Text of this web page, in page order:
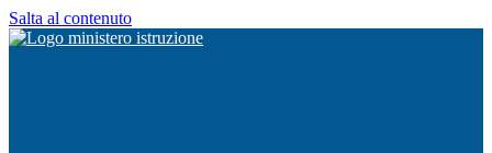
Salta al contenuto